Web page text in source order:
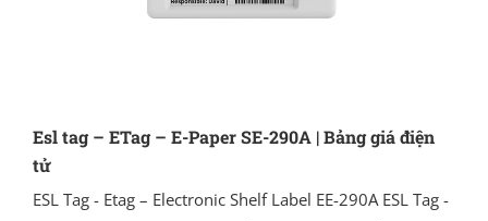
Esl tag – ETag – E-Paper SE-290A | Bảng giá điện
tử
ESL Tag - Etag – Electronic Shelf Label EE-290A ESL Tag -